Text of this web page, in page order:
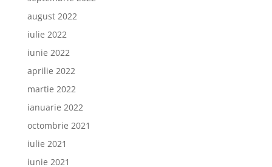
august 2022
iulie 2022
iunie 2022
aprilie 2022
martie 2022
ianuarie 2022
octombrie 2021
iulie 2021
iunie 2021